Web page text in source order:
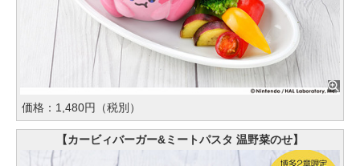
価格：1,480円（税別）
【カービィバーガー&ミートパスタ 温野菜のせ】